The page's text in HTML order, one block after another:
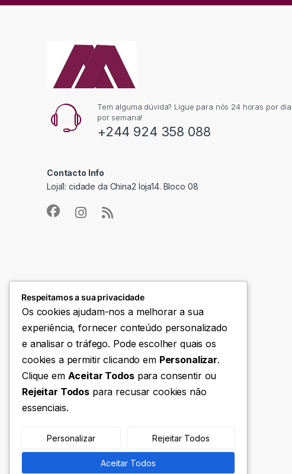
Tem alguma dúvida? Ligue para nós 24 horas por
por semana!
+244 924 358 088
Contacto Info
Loja1: cidade da China2 loja14. Bloco 08
Respeitamos a sua privacidade
Os cookies ajudam-nos a melhorar a sua
experiência, fornecer conteúdo personalizado
e analisar o tráfego. Pode escolher quais os
cookies a permitir clicando em Personalizar.
Clique em Aceitar Todospara consentir ou
Rejeitar Todos para recusar cookies não
essenciais.
Personalizar Rejeitar Todos
Aceitar Todos